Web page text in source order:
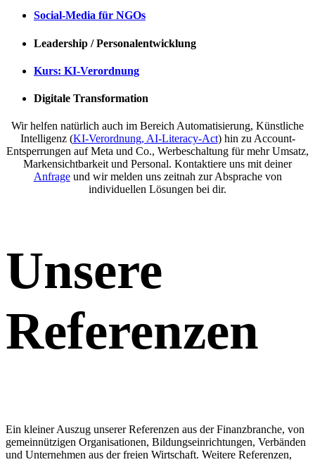
Social-Media für NGOs
Leadership / Personalentwicklung
Kurs: KI-Verordnung
Digitale Transformation
Wir helfen natürlich auch im Bereich Automatisierung, Künstliche
Intelligenz (KI-Verordnung, AI-Literacy-Act) hin zu Account-
Entsperrungen auf Meta und Co., Werbeschaltung für mehr Umsatz,
Markensichtbarkeit und Personal. Kontaktiere uns mit deiner
Anfrageund wir melden uns zeitnah zur Absprache von
individuellen Lösungen bei dir.
Unsere
Referenzen
Ein kleiner Auszug unserer Referenzen aus der Finanzbranche, von
gemeinnützigen Organisationen, Bildungseinrichtungen, Verbänden
und Unternehmen aus der freien Wirtschaft. Weitere Referenzen,